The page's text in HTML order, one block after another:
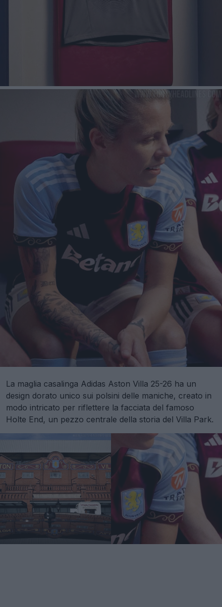
La maglia casalinga Adidas Aston Villa 25-26 ha un
design dorato unico sui polsini delle maniche, creato in
modo intricato per riflettere la facciata del famoso
Holte End, un pezzo centrale della storia del Villa Park.